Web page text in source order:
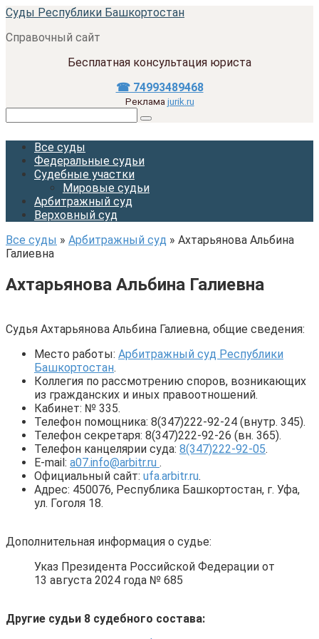
Перейти
контенту
Суды Республики Башкортостан
Справочный сайт
Бесплатная консультация юриста
☎ 74993489468
Реклама jurik.ru
Все суды
Федеральные судьи
Судебные участки
Мировые судьи
Арбитражный суд
Верховный суд
Все суды » Арбитражный суд » Ахтарьянова Альбина
Галиевна
Ахтарьянова Альбина Галиевна
Судья Ахтарьянова Альбина Галиевна, общие сведения:
Место работы: Арбитражный суд Республики
Башкортостан.
Коллегия по рассмотрению споров, возникающих
из гражданских и иных правоотношений.
Кабинет: № 335.
Телефон помощника: 8(347)222-92-24 (внутр. 345).
Телефон секретаря: 8(347)222-92-26 (вн. 365).
Телефон канцелярии суда: 8(347)222-92-05.
E-mail: a07.info@arbitr.ru .
Официальный сайт: ufa.arbitr.ru.
Адрес: 450076, Республика Башкортостан, г. Уфа,
ул. Гоголя 18.
Дополнительная информация о судье:
Указ Президента Российской Федерации от
13 августа 2024 года № 685
Другие судьи 8 судебного состава: